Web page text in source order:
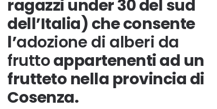
ragazzi under 30 del sud
dell’Italia) che consente
l’adozione di alberi da
fruttoappartenenti ad un
frutteto nella provincia di
Cosenza.